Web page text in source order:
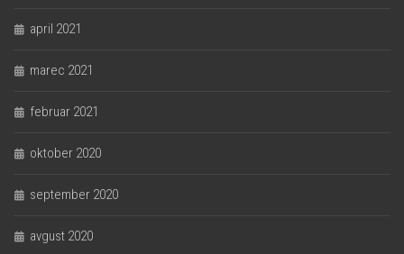
april 2021
marec 2021
februar 2021
oktober 2020
september 2020
avgust 2020